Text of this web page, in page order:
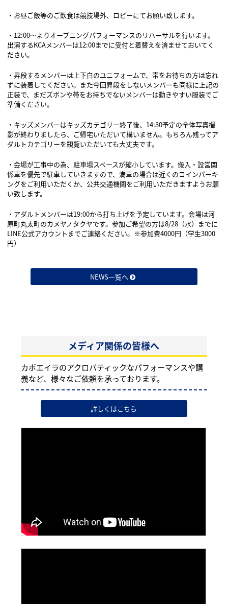
・お昼ご飯等のご飲食は競技場外、ロビーにてお願い致します。
・12:00～よりオープニングパフォーマンスのリハーサルを行います。
出演するKCAメンバーは12:00までに受付と着替えを済ませておいてく
ださい。
・昇段するメンバーは上下白のユニフォームで、帯をお待ちの方は忘れ
ずに装着してください。また今回昇段をしないメンバーも同様に上記の
正装で、まだズボンや帯をお持ちでないメンバーは動きやすい服装でご
準備ください。
・キッズメンバーはキッズカテゴリー終了後、14:30予定の全体写真撮
影が終わりましたら、ご帰宅いただいて構いません。もちろん残ってア
ダルトカテゴリーを観覧いただいても大丈夫です。
・会場が工事中の為、駐車場スペースが縮小しています。搬入・設営関
係車を優先で駐車していきますので、満車の場合は近くのコインパーキ
ングをご利用いただくか、公共交通機関をご利用いただきますようお願
い致します。
・アダルトメンバーは19:00から打ち上げを予定しています。会場は河
原町丸太町のカメヤノタクヤです。参加ご希望の方は8/28（水）までに
LINE公式アカウントまでご連絡ください。※参加費4000円（学生3000
円）
NEWS一覧へ
メディア関係の皆様へ
カポエイラのアクロバティックなパフォーマンスや講
義など、様々なご依頼を承っております。
詳しくはこちら